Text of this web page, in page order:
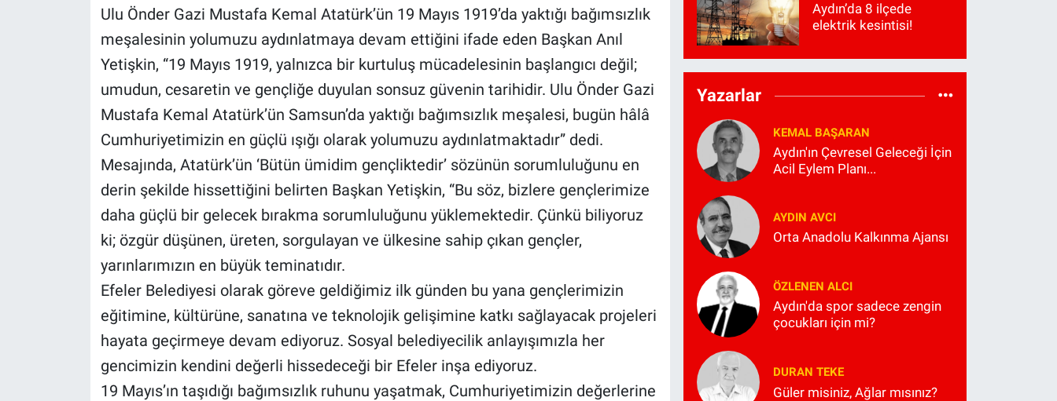
Ulu Önder Gazi Mustafa Kemal Atatürk’ün 19 Mayıs 1919’da yaktığı bağımsızlık
meşalesinin yolumuzu aydınlatmaya devam ettiğini ifade eden Başkan Anıl
Yetişkin, “19 Mayıs 1919, yalnızca bir kurtuluş mücadelesinin başlangıcı değil;
umudun, cesaretin ve gençliğe duyulan sonsuz güvenin tarihidir. Ulu Önder Gazi
Mustafa Kemal Atatürk’ün Samsun’da yaktığı bağımsızlık meşalesi, bugün hâlâ
Cumhuriyetimizin en güçlü ışığı olarak yolumuzu aydınlatmaktadır” dedi.
Mesajında, Atatürk’ün ‘Bütün ümidim gençliktedir’ sözünün sorumluluğunu en
derin şekilde hissettiğini belirten Başkan Yetişkin, “Bu söz, bizlere gençlerimize
daha güçlü bir gelecek bırakma sorumluluğunu yüklemektedir. Çünkü biliyoruz
ki; özgür düşünen, üreten, sorgulayan ve ülkesine sahip çıkan gençler,
yarınlarımızın en büyük teminatıdır.
Efeler Belediyesi olarak göreve geldiğimiz ilk günden bu yana gençlerimizin
eğitimine, kültürüne, sanatına ve teknolojik gelişimine katkı sağlayacak projeleri
hayata geçirmeye devam ediyoruz. Sosyal belediyecilik anlayışımızla her
gencimizin kendini değerli hissedeceği bir Efeler inşa ediyoruz.
19 Mayıs’ın taşıdığı bağımsızlık ruhunu yaşatmak, Cumhuriyetimizin değerlerine
Aydın’da 8 ilçede
elektrik kesintisi!
Yazarlar
KEMAL BAŞARAN
Aydın'ın Çevresel Geleceği İçin
Acil Eylem Planı...
AYDIN AVCI
Orta Anadolu Kalkınma Ajansı
ÖZLENEN ALCI
Aydın'da spor sadece zengin
çocukları için mi?
DURAN TEKE
Güler misiniz, Ağlar mısınız?